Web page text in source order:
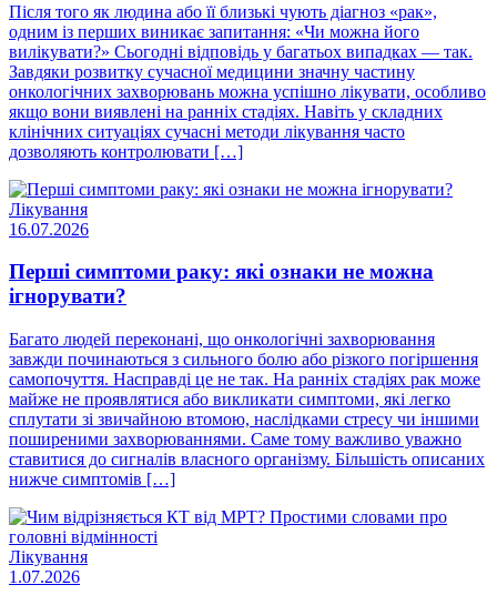
Після того як людина або її близькі чують діагноз «рак»,
одним із перших виникає запитання: «Чи можна його
вилікувати?» Сьогодні відповідь у багатьох випадках — так.
Завдяки розвитку сучасної медицини значну частину
онкологічних захворювань можна успішно лікувати, особливо
якщо вони виявлені на ранніх стадіях. Навіть у складних
клінічних ситуаціях сучасні методи лікування часто
дозволяють контролювати […]
Лікування
16.07.2026
Перші симптоми раку: які ознаки не можна
ігнорувати?
Багато людей переконані, що онкологічні захворювання
завжди починаються з сильного болю або різкого погіршення
самопочуття. Насправді це не так. На ранніх стадіях рак може
майже не проявлятися або викликати симптоми, які легко
сплутати зі звичайною втомою, наслідками стресу чи іншими
поширеними захворюваннями. Саме тому важливо уважно
ставитися до сигналів власного організму. Більшість описаних
нижче симптомів […]
Лікування
1.07.2026